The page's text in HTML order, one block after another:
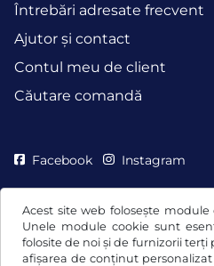
Acest site web folosește
Unele module cookie sunt
folosite de noi și de furnizorii
afișarea de conținut
Întrebări adresate frecvent
Ajutor și contact
Contul meu de client
Căutare comandă
Facebook Instagram